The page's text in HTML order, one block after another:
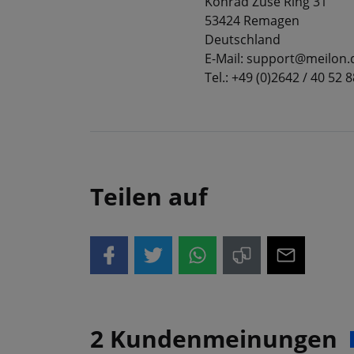
53424 Remagen
Deutschland
E-Mail:
Tel.: +49 (0)2642 / 40 52
Teilen auf
2 Kundenmeinungen